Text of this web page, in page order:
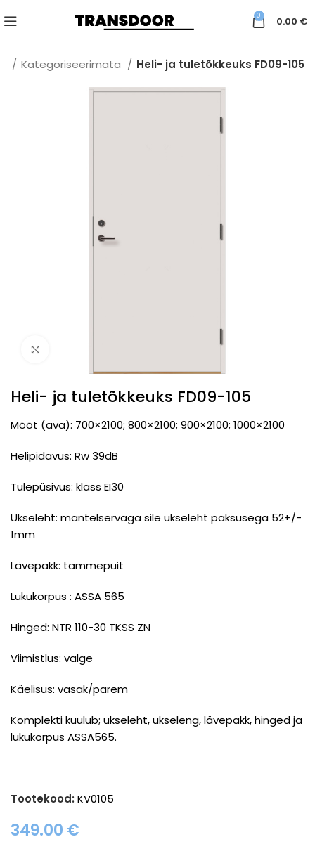
0 0.00 €
Kategoriseerimata Heli- ja tuletõkkeuks FD09-105
Heli- ja tuletõkkeuks FD09-105
Mõõt (ava): 700×2100; 800×2100; 900×2100; 1000×2100
Helipidavus: Rw 39dB
Tulepüsivus: klass EI30
Ukseleht: mantelservaga sile ukseleht paksusega 52+/-
1mm
Lävepakk: tammepuit
Lukukorpus : ASSA 565
Hinged: NTR 110-30 TKSS ZN
Viimistlus: valge
Käelisus: vasak/parem
Komplekti kuulub; ukseleht, ukseleng, lävepakk, hinged ja
lukukorpus ASSA565.
Tootekood: KV0105
349.00 €